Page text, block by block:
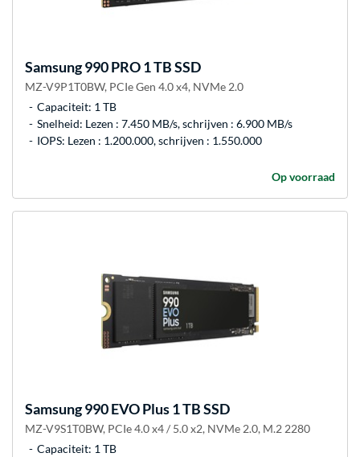
Samsung990 PRO 1 TB SSD
MZ-V9P1T0BW, PCIe Gen 4.0 x4, NVMe 2.0
Capaciteit: 1 TB
Snelheid: Lezen : 7.450 MB/s, schrijven : 6.900 MB/s
IOPS: Lezen : 1.200.000, schrijven : 1.550.000
Op voorraad
Samsung990 EVO Plus 1 TB SSD
MZ-V9S1T0BW, PCIe 4.0 x4 / 5.0 x2, NVMe 2.0, M.2 2280
Capaciteit: 1 TB